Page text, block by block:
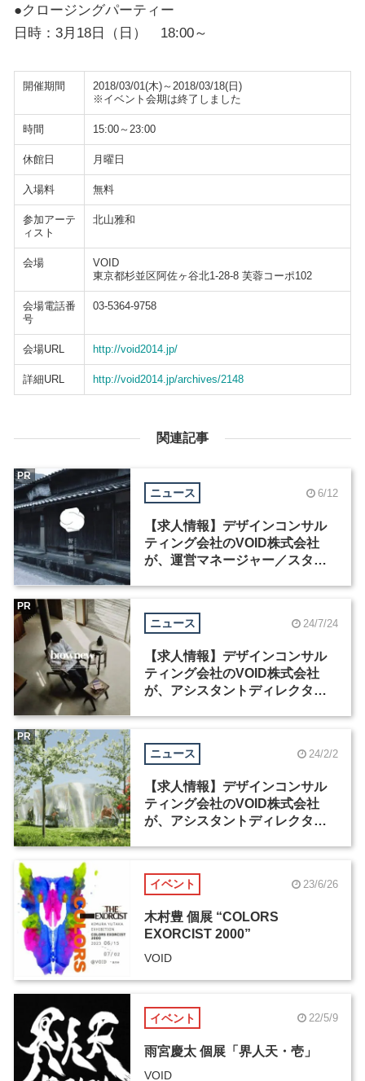
●クロージングパーティー
日時：3月18日（日） 18:00～
開催期間
2018/03/01(木)～2018/03/18(日)
※イベント会期は終了しました
時間 15:00～23:00
休館日 月曜日
入場料 無料
参加アーテ
ィスト
北山雅和
会場
VOID
東京都杉並区阿佐ヶ谷北1-28-8 芙蓉コーポ102
会場電話番
号
03-5364-9758
会場URL http://void2014.jp/
詳細URL http://void2014.jp/archives/2148
関連記事
ニュース 6/12
【求人情報】デザインコンサル
ティング会社のVOID株式会社
が、運営マネージャー／スタッ
PR
ニュース 24/7/24
【求人情報】デザインコンサル
ティング会社のVOID株式会社
が、アシスタントディレクター
PR
ニュース 24/2/2
【求人情報】デザインコンサル
ティング会社のVOID株式会社
が、アシスタントディレクター
PR
イベント 23/6/26
木村豊 個展 “COLORS
EXORCIST 2000”
VOID
イベント 22/5/9
雨宮慶太 個展「界人天・壱」
VOID